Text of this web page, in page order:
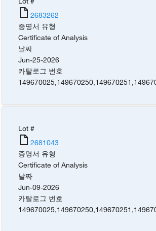
2683262
증명서 유형
Certificate of Analysis
날짜
Jun-25-2026
카탈로그 번호
149670025,149670250,149670251 ,
Lot #
2681043
증명서 유형
Certificate of Analysis
날짜
Jun-09-2026
카탈로그 번호
149670025,149670250,149670251 ,